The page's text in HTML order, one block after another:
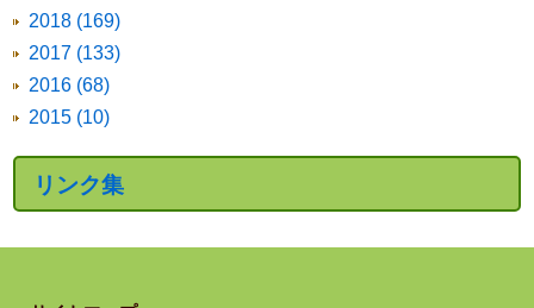
2018 (169)
2017 (133)
2016 (68)
2015 (10)
リンク集